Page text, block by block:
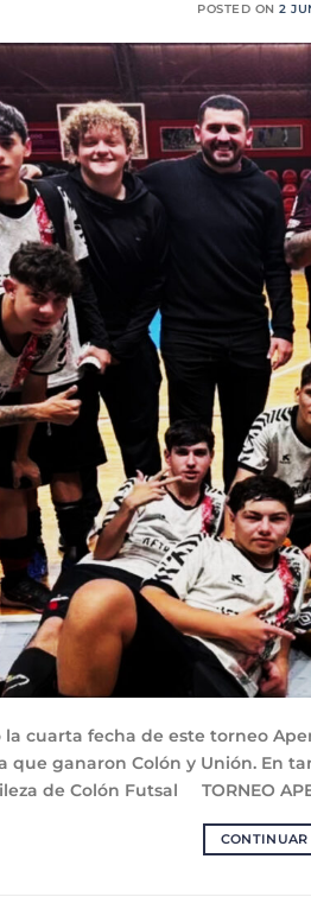
POSTED ON2
la cuarta fecha de este torneo
que ganaron Colón y Unión. En
de Colón Futsal TORNEO
CONTINUAR